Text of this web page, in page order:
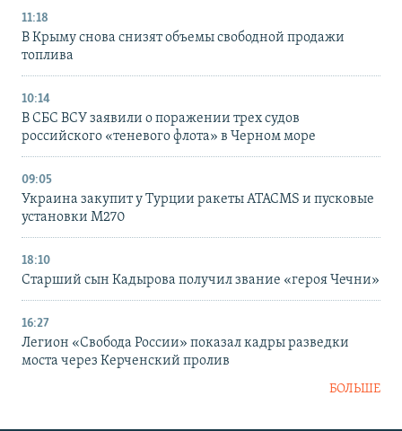
11:18
В Крыму снова снизят объемы свободной продажи
топлива
10:14
В СБС ВСУ заявили о поражении трех судов
российского «теневого флота» в Черном море
09:05
Украина закупит у Турции ракеты ATACMS и пусковые
установки M270
18:10
Старший сын Кадырова получил звание «героя Чечни»
16:27
Легион «Свобода России» показал кадры разведки
моста через Керченский пролив
БОЛЬШЕ